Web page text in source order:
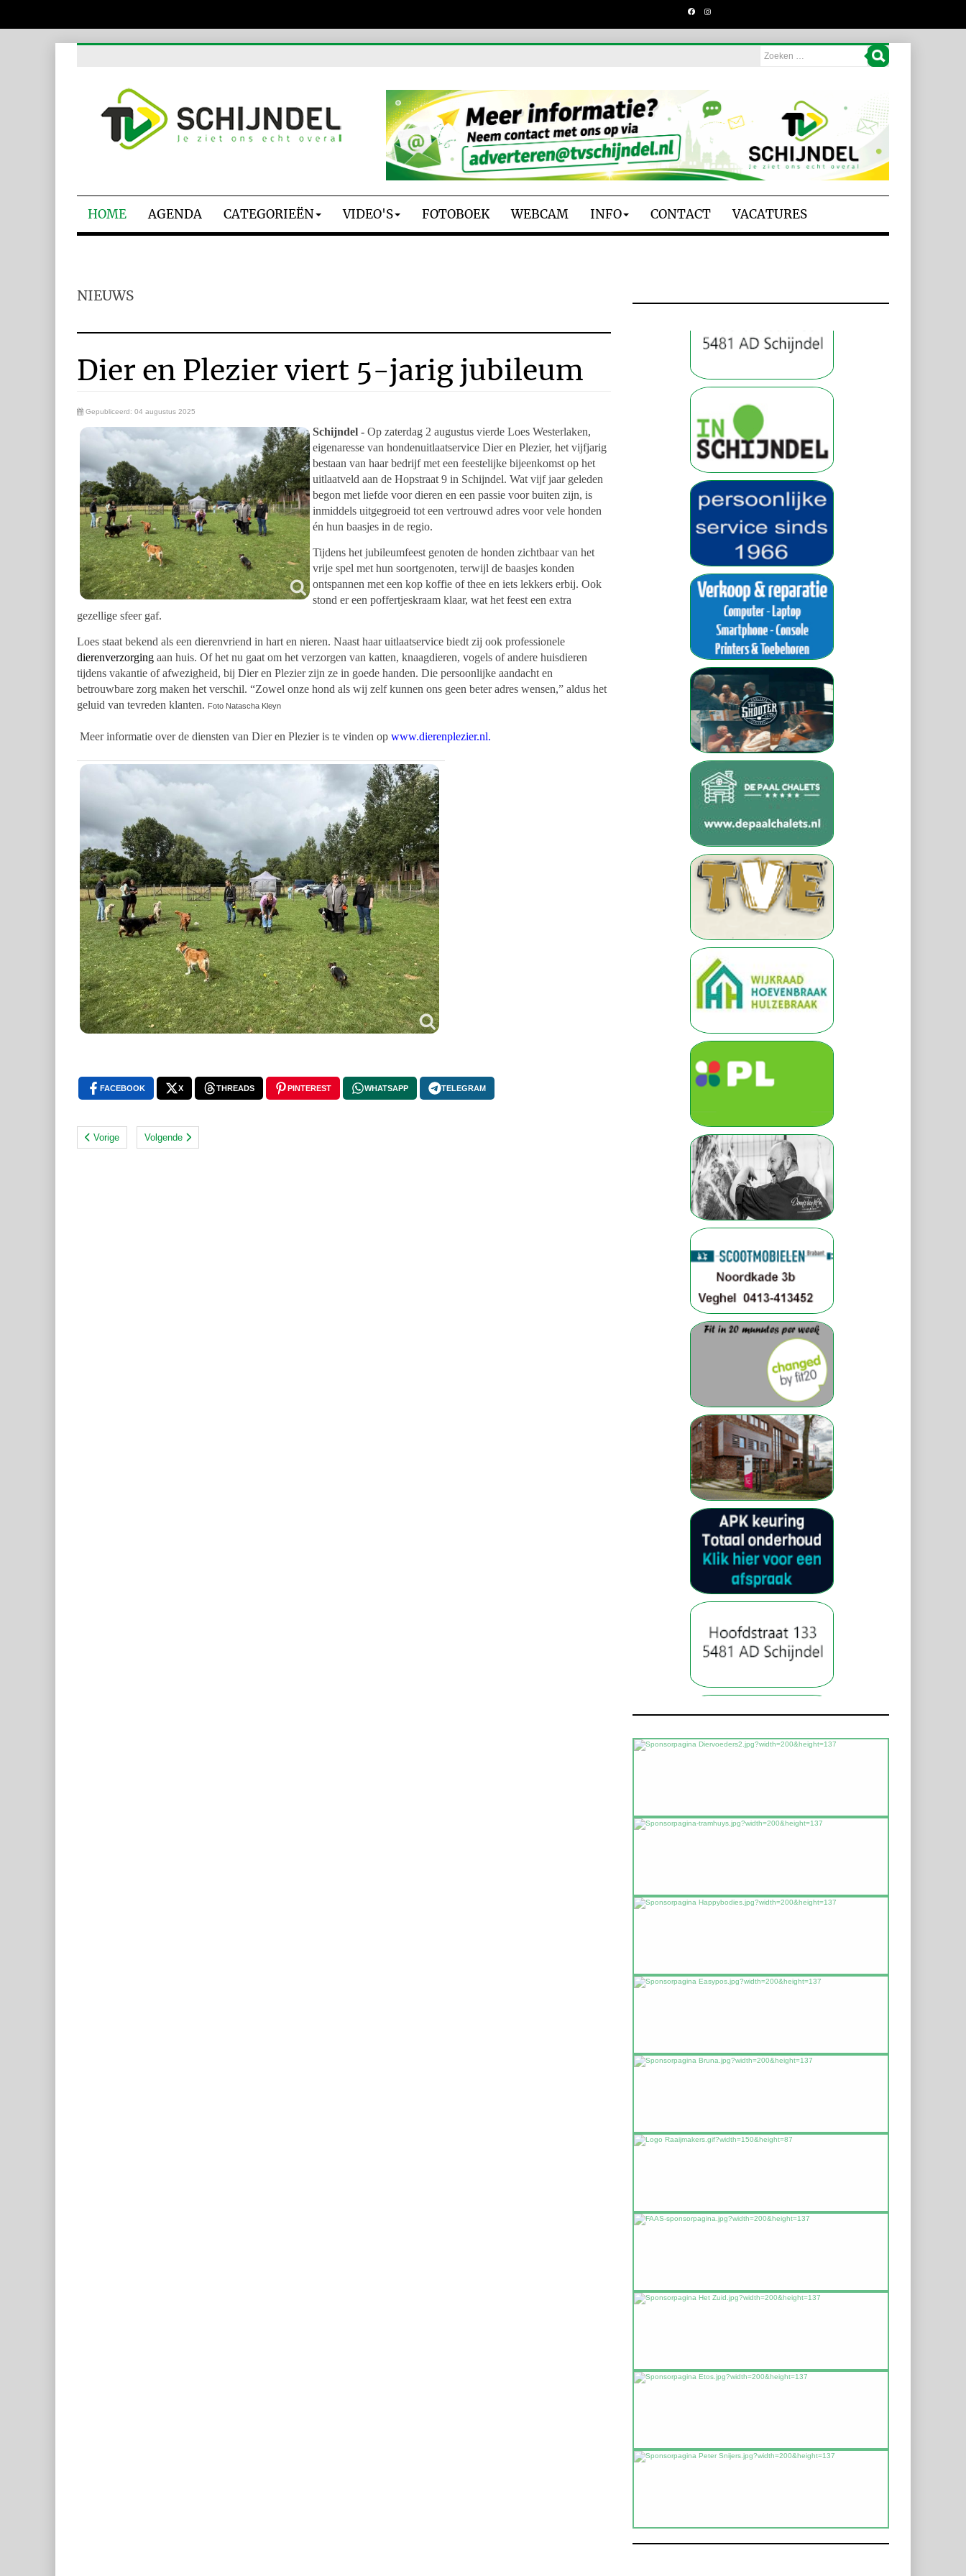
HOME AGENDA CATEGORIEËN VIDEO'S FOTOBOEK WEBCAM INFO CONTACT VACATURES
NIEUWS
Dier en Plezier viert 5-jarig jubileum
Gepubliceerd: 04 augustus 2025
Schijndel - Op zaterdag 2 augustus vierde Loes Westerlaken,
eigenaresse van hondenuitlaatservice Dier en Plezier, het vijfjarig
bestaan van haar bedrijf met een feestelijke bijeenkomst op het
uitlaatveld aan de Hopstraat 9 in Schijndel. Wat vijf jaar geleden
begon met liefde voor dieren en een passie voor buiten zijn, is
inmiddels uitgegroeid tot een vertrouwd adres voor vele honden
én hun baasjes in de regio.
Tijdens het jubileumfeest genoten de honden zichtbaar van het
vrije spel met hun soortgenoten, terwijl de baasjes konden
ontspannen met een kop koffie of thee en iets lekkers erbij. Ook
stond er een poffertjeskraam klaar, wat het feest een extra
gezellige sfeer gaf.
Loes staat bekend als een dierenvriend in hart en nieren. Naast haar uitlaatservice biedt zij ook professionele
dierenverzorging aan huis. Of het nu gaat om het verzorgen van katten, knaagdieren, vogels of andere huisdieren
tijdens vakantie of afwezigheid, bij Dier en Plezier zijn ze in goede handen. Die persoonlijke aandacht en
betrouwbare zorg maken het verschil. “Zowel onze hond als wij zelf kunnen ons geen beter adres wensen,” aldus het
geluid van tevreden klanten. Foto Natascha Kleyn
Meer informatie over de diensten van Dier en Plezier is te vinden op www.dierenplezier.nl.
FACEBOOK X THREADS PINTEREST WHATSAPP TELEGRAM
Vorige Volgende